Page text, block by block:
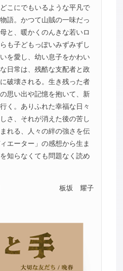
こにでもいるような平凡で
語。かつて山賊の一味だっ
と、暖かくのんきな若いロ
も子どもっぽいみずみずし
を愛し、幼い息子をかわい
日常は、残酷な支配者と政
破壊される。生き残った者
思い出や記憶を抱いて、新
く。ありふれた幸福な日々
さ、それが消えた後の苦し
れる、人々の絆の強さを伝
エーター」の感想から生ま
知らなくても問題なく読め
板坂 耀子